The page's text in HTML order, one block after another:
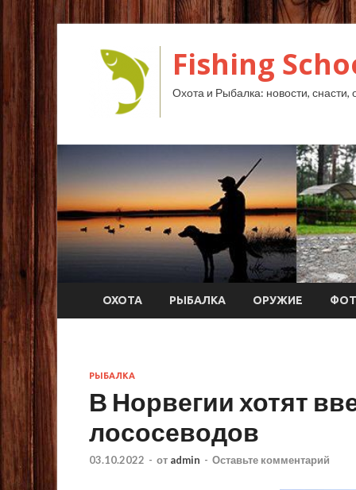
Fishing
Охота и Рыбалка: новости, снасти,
ОХОТА РЫБАЛКА ОРУЖИЕ
РЫБАЛКА
В Норвегии хотят
лососеводов
03.10.2022 - от admin - Оставьте комментарий